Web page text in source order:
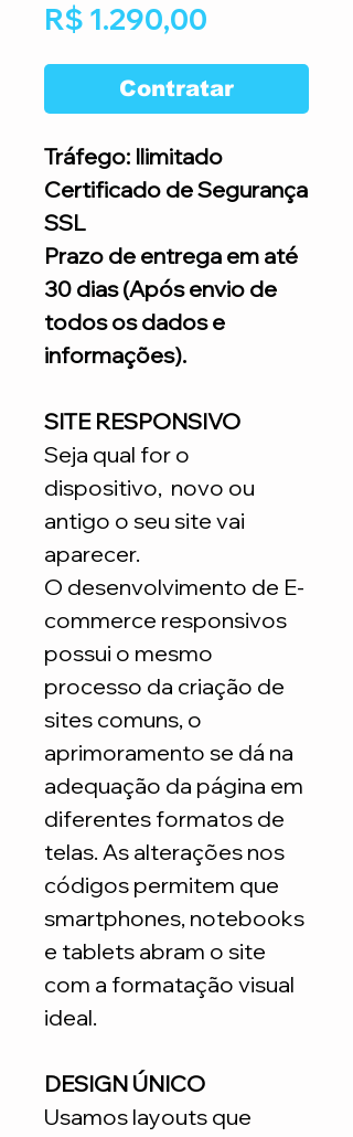
R$ 1.290,00
Contratar
Tráfego: Ilimitado
Certificado de Segurança
SSL
Prazo de entrega em até
30 dias (Após envio de
todos os dados e
informações).
SITE RESPONSIVO
Seja qual for o
dispositivo, novo ou
antigo o seu site vai
aparecer.
O desenvolvimento de E-
commerce responsivos
possui o mesmo
processo da criação de
sites comuns, o
aprimoramento se dá na
adequação da página em
diferentes formatos de
telas. As alterações nos
códigos permitem que
smartphones, notebooks
e tablets abram o site
com a formatação visual
ideal.
DESIGN ÚNICO
Usamos layouts que